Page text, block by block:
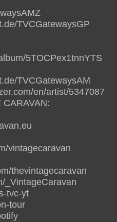
TVCGatewaysGP
5TOCPex1tnnYTS
TVCGatewaysAM
en/artist/5347087
CARAVAN:
vintagecaravan
thevintagecaravan
_VintageCaravan
tvc-yt
tour